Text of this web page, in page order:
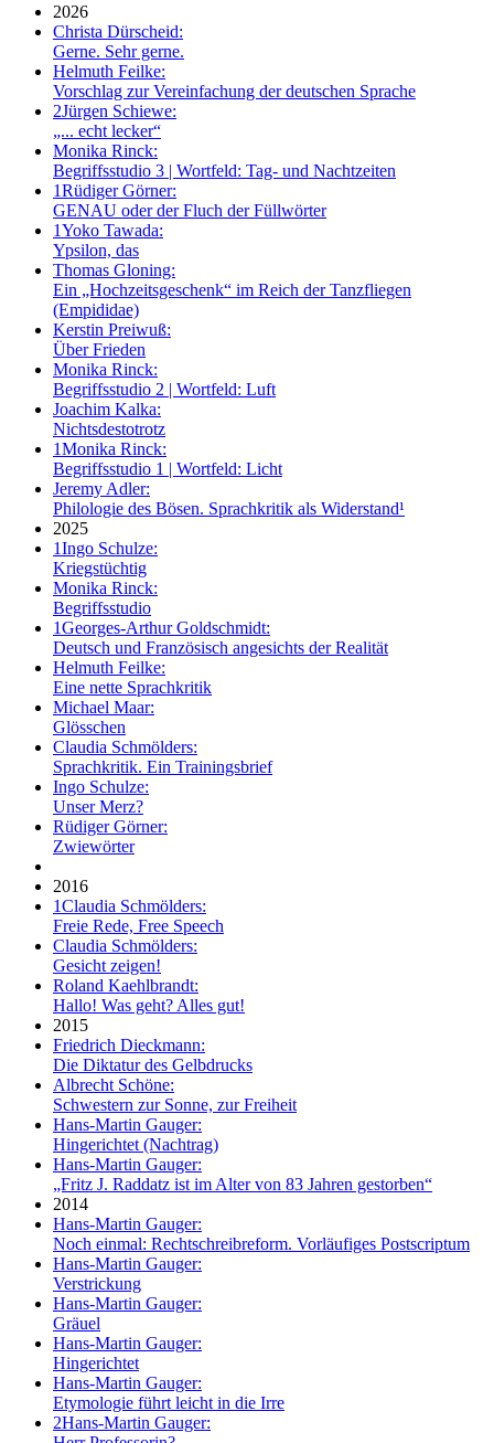
2026
Christa Dürscheid:
Gerne. Sehr gerne.
Helmuth Feilke:
Vorschlag zur Vereinfachung der deutschen Sprache
2Jürgen Schiewe:
„... echt lecker“
Monika Rinck:
Begriffsstudio 3 | Wortfeld: Tag- und Nachtzeiten
1Rüdiger Görner:
GENAU oder der Fluch der Füllwörter
1Yoko Tawada:
Ypsilon, das
Thomas Gloning:
Ein „Hochzeitsgeschenk“ im Reich der Tanzfliegen
(Empididae)
Kerstin Preiwuß:
Über Frieden
Monika Rinck:
Begriffsstudio 2 | Wortfeld: Luft
Joachim Kalka:
Nichtsdestotrotz
1Monika Rinck:
Begriffsstudio 1 | Wortfeld: Licht
Jeremy Adler:
Philologie des Bösen. Sprachkritik als Widerstand¹
2025
1Ingo Schulze:
Kriegstüchtig
Monika Rinck:
Begriffsstudio
1Georges-Arthur Goldschmidt:
Deutsch und Französisch angesichts der Realität
Helmuth Feilke:
Eine nette Sprachkritik
Michael Maar:
Glösschen
Claudia Schmölders:
Sprachkritik. Ein Trainingsbrief
Ingo Schulze:
Unser Merz?
Rüdiger Görner:
Zwiewörter
2016
1Claudia Schmölders:
Freie Rede, Free Speech
Claudia Schmölders:
Gesicht zeigen!
Roland Kaehlbrandt:
Hallo! Was geht? Alles gut!
2015
Friedrich Dieckmann:
Die Diktatur des Gelbdrucks
Albrecht Schöne:
Schwestern zur Sonne, zur Freiheit
Hans-Martin Gauger:
Hingerichtet (Nachtrag)
Hans-Martin Gauger:
„Fritz J. Raddatz ist im Alter von 83 Jahren gestorben“
2014
Hans-Martin Gauger:
Noch einmal: Rechtschreibreform. Vorläufiges Postscriptum
Hans-Martin Gauger:
Verstrickung
Hans-Martin Gauger:
Gräuel
Hans-Martin Gauger:
Hingerichtet
Hans-Martin Gauger:
Etymologie führt leicht in die Irre
2Hans-Martin Gauger: